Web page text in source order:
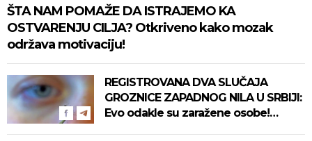
ŠTA NAM POMAŽE DA ISTRAJEMO KA
OSTVARENJU CILJA? Otkriveno kako mozak
održava motivaciju!
REGISTROVANA DVA SLUČAJA
GROZNICE ZAPADNOG NILA U SRBIJI:
Evo odakle su zaražene osobe!